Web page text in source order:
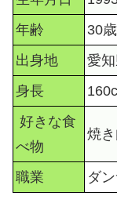
年齢
30歳
出身地
愛
身長
好きな食
べ物
焼
職業 ダ